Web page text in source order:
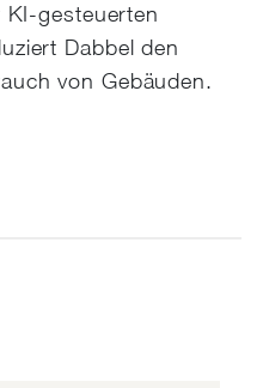
KI-gesteuerten
Dabbel den
von Gebäuden.